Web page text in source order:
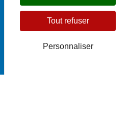
Tout refuser
Personnaliser